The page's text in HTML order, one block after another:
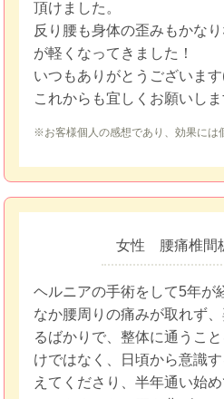
頂けました。
反り腰も身体の歪みもかな
が軽くなってきました！
いつもありがとうございま
これからも宜しくお願いしま
※お客様個人の感想であり、効果には
女性 腰痛椎間
ヘルニアの手術をして5年が
なか腰周りの痛みが取れず
るばかりで、整体に通うこ
けではなく、日頃から意識
えてくださり、半年通い始